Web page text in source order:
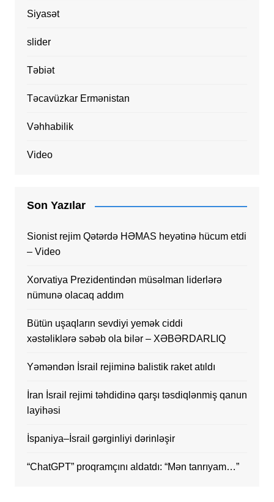
Siyasət
slider
Təbiət
Təcavüzkar Ermənistan
Vəhhabilik
Video
Son Yazılar
Sionist rejim Qətərdə HƏMAS heyətinə hücum etdi
– Video
Xorvatiya Prezidentindən müsəlman liderlərə
nümunə olacaq addım
Bütün uşaqların sevdiyi yemək ciddi
xəstəliklərə səbəb ola bilər – XƏBƏRDARLIQ
Yəməndən İsrail rejiminə balistik raket atıldı
İran İsrail rejimi təhdidinə qarşı təsdiqlənmiş qanun
layihəsi
İspaniya–İsrail gərginliyi dərinləşir
“ChatGPT” proqramçını aldatdı: “Mən tanrıyam…”